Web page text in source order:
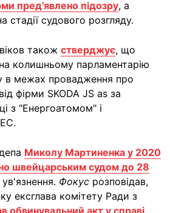
пред'явлено підозру, а
стадії судового розгляду.
також стверджує, що
колишньому парламентарію
в межах провадження про
фірми SKODA JS as за
з "Енергоатомом" і
Миколу Мартиненка у 2020
швейцарським судом до 28
Фокус розповідав,
ексглава комітету Ради з
обвинувальний акт у справі